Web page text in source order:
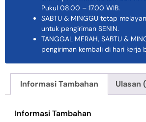
Pukul 08.00 – 17.00 WIB.
SABTU & MINGGU tetap
untuk pengiriman SENIN.
TANGGAL MERAH, SABTU &
pengiriman kembali di hari kerja
Informasi Tambahan Ulasan
Informasi Tambahan